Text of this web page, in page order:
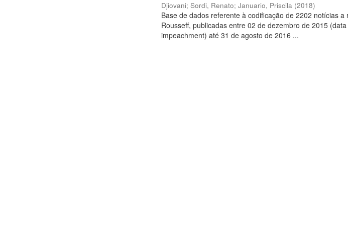
Djiovani;Sordi, Renato;Januario, Priscila (2018)
Base de dados referente à codificação de 2202 notícias
Rousseff, publicadas entre 02 de dezembro de 2015
impeachment) até 31 de agosto de 2016 ...